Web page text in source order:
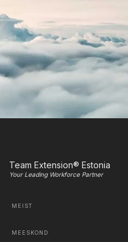
Team Extension® Estonia
Your Leading Workforce Partner
MEIST
MEESKOND